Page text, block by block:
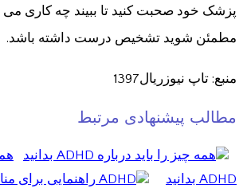
پزشک خود صحبت کنید تا ببیند چه کاری می
مطمئن شوید تشخیص درست داشته باشد.
منبع: تاپ نیوزريال1397
مطالب پیشنهادی مرتبط
ADHD بدانید